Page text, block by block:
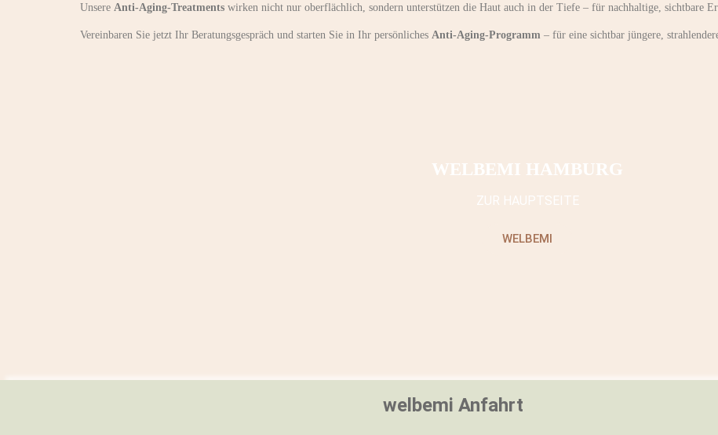
Unsere Anti-Aging-Treatments wirken nicht nur oberflächlich, sondern unterstützen die Haut auch in der Tiefe – für nachhaltige, sichtbare
Vereinbaren Sie jetzt Ihr Beratungsgespräch und starten Sie in Ihr persönliches Anti-Aging-Programm – für eine sichtbar jüngere,
WELBEMI HAMBURG
ZUR HAUPTSEITE
WELBEMI
welbemi Anfahrt